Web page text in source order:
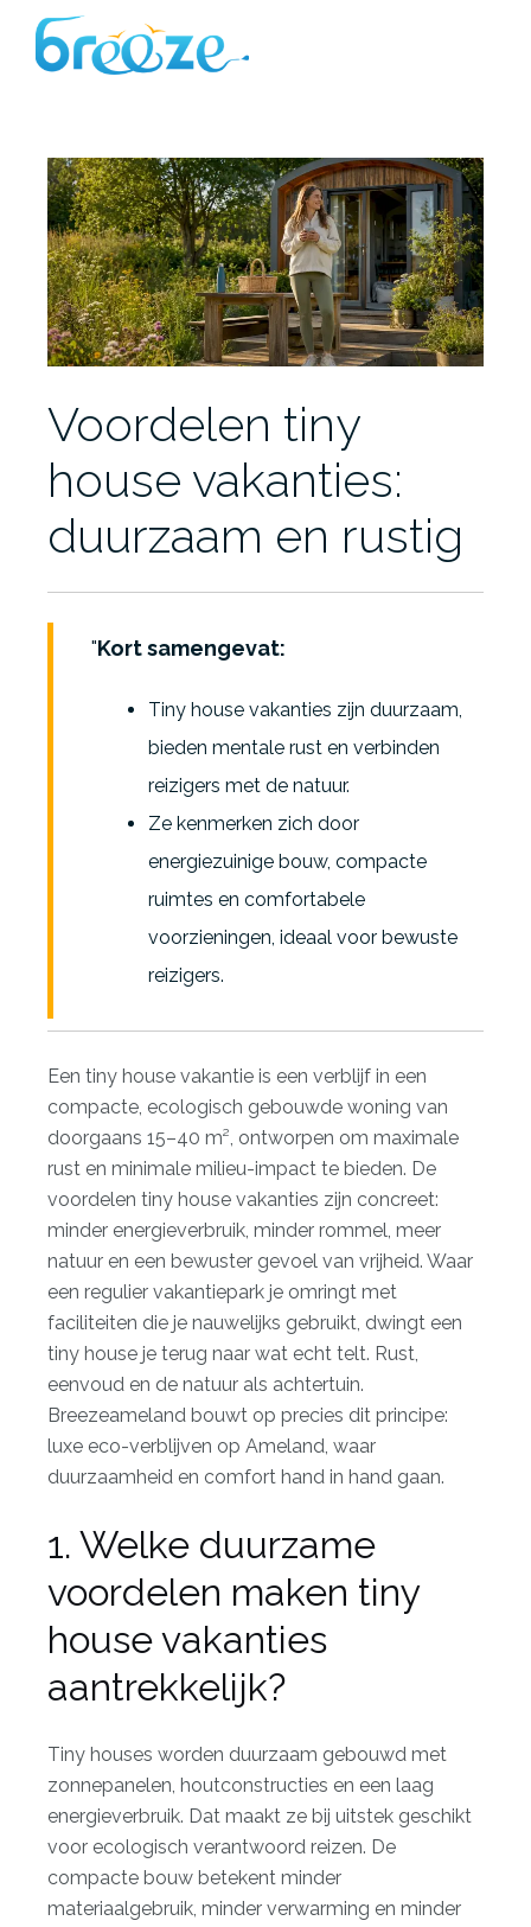
Voordelen tiny
house vakanties:
duurzaam en rustig
Kort samengevat:
Tiny house vakanties zijn duurzaam,
bieden mentale rust en verbinden
reizigers met de natuur.
Ze kenmerken zich door
energiezuinige bouw, compacte
ruimtes en comfortabele
voorzieningen, ideaal voor bewuste
reizigers.
Een tiny house vakantie is een verblijf in een
compacte, ecologisch gebouwde woning van
doorgaans 15–40 m², ontworpen om maximale
rust en minimale milieu-impact te bieden. De
voordelen tiny house vakanties zijn concreet:
minder energieverbruik, minder rommel, meer
natuur en een bewuster gevoel van vrijheid. Waar
een regulier vakantiepark je omringt met
faciliteiten die je nauwelijks gebruikt, dwingt een
tiny house je terug naar wat echt telt. Rust,
eenvoud en de natuur als achtertuin.
Breezeameland bouwt op precies dit principe:
luxe eco-verblijven op Ameland, waar
duurzaamheid en comfort hand in hand gaan.
1. Welke duurzame
voordelen maken tiny
house vakanties
aantrekkelijk?
Tiny houses worden duurzaam gebouwd met
zonnepanelen, houtconstructies en een laag
energieverbruik. Dat maakt ze bij uitstek geschikt
voor ecologisch verantwoord reizen. De
compacte bouw betekent minder
materiaalgebruik, minder verwarming en minder